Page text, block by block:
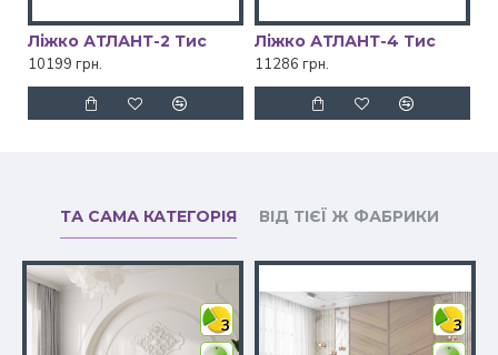
Ліжко АТЛАНТ-2 Тис
10199 грн.
Ліжко АТЛАНТ-4 Тис
11286 грн.
ТА САМА КАТЕГОРІЯ ВІД ТІЄЇ Ж ФАБРИКИ
3
3